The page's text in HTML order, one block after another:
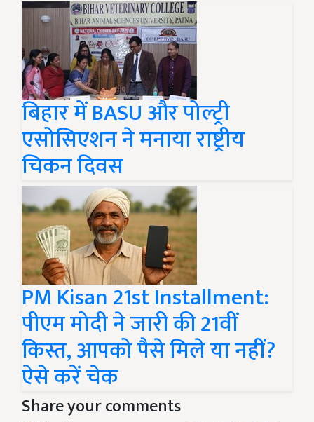
बिहार में BASU और पोल्ट्री
एसोसिएशन ने मनाया राष्ट्रीय
चिकन दिवस
PM Kisan 21st Installment:
पीएम मोदी ने जारी की 21वीं
किस्त, आपको पैसे मिले या नहीं?
ऐसे करें चेक
Share your comments